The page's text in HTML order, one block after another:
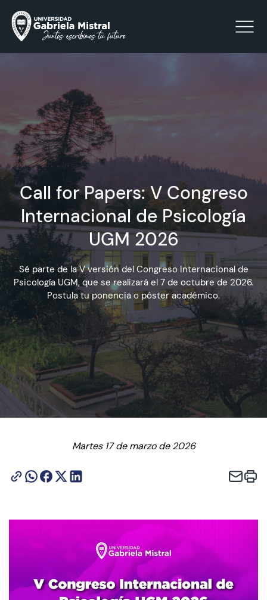
La Universidad
Facultades y Escuelas
Vinculación con el Medio
Investigación
Acreditación
Admisión
Dirección de Desarrollo Estudiantil
Becas y Beneficios
Estudiantes
Biblioteca
Contacto y Horarios
Call for Papers: V Congreso
Internacional de Psicología
UGM 2026
Sé parte de la V versión del Congreso Internacional de
Psicología UGM, que se realizará el 7 de octubre de 2026.
Postula tu ponencia o póster académico.
Martes 17 de marzo de 2026